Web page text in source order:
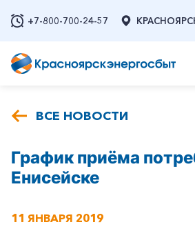
+7-800-700-24-57
ВСЕ НОВОСТИ
График приёма
Енисейске
11 ЯНВАРЯ 2019